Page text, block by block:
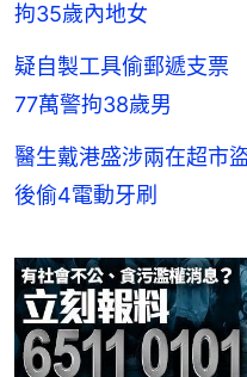
拘35歲內地女
疑自製工具偷郵遞支
77萬警拘38歲男
醫生戴港盛涉兩在超
後偷4電動牙刷